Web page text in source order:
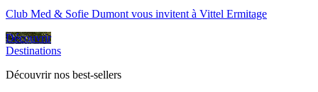
Club Med & Sofie Dumont vous invitent à Vittel Ermitage
Découvrir
Destinations
Découvrir nos best-sellers